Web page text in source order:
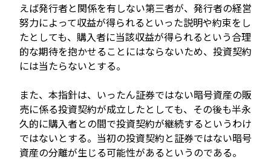
えば発行者と関係を有しない第三者が、発行者の経営
努力によって収益が得られるといった説明や約束をし
たとしても、購入者に当該収益が得られるという合理
的な期待を抱かせることにはならないため、投資契約
には当たらないとする。
また、本指針は、いったん証券ではない暗号資産の販
売に係る投資契約が成立したとしても、その後も半永
久的に購入者との間で投資契約が継続するというわけ
ではないとする。当初の投資契約と証券ではない暗号
資産の分離が生じる可能性があるというのである。